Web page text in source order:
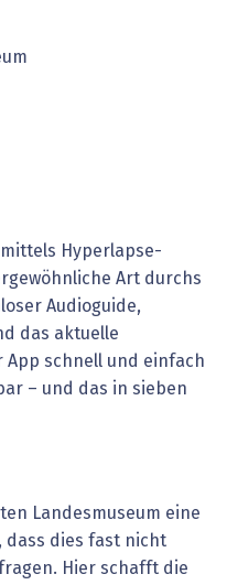
Hyperlapse-
Art durchs
Audioguide,
das aktuelle
App schnell und einfach
– und das in sieben
Landesmuseum eine
dass dies fast nicht
Hier schafft die